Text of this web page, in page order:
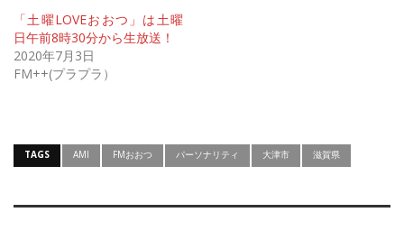
「土曜LOVEおおつ」は土曜
日午前8時30分から生放送！
2020年7月3日
FM++(プラプラ）
TAGS AMI FMおおつ パーソナリティ 大津市 滋賀県